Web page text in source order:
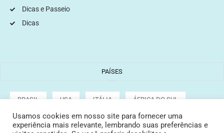
Dicas e Passeio
Dicas
PAÍSES
BRASIL USA ITÁLIA ÁFRICA DO SUL
ARGENTINA GRÉCIA CROÁCIA TURQUIA
Usamos cookies em nosso site para fornecer uma
experiência mais relevante, lembrando suas preferências e